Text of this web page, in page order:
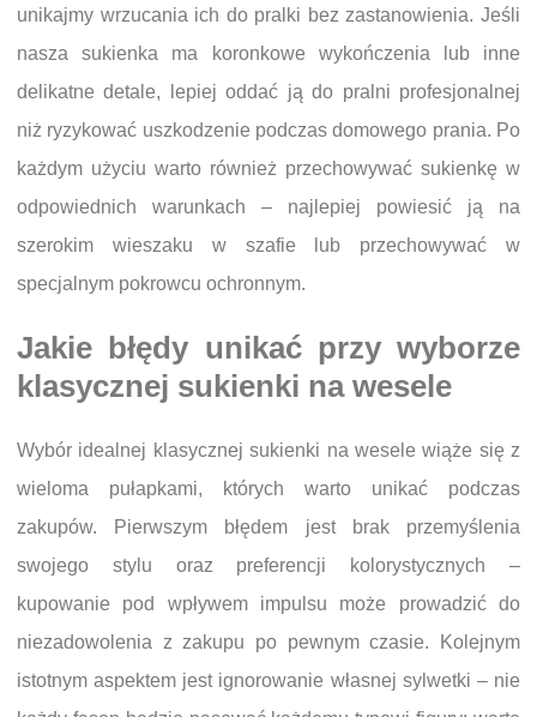
unikajmy wrzucania ich do pralki bez zastanowienia. Jeśli
nasza sukienka ma koronkowe wykończenia lub inne
delikatne detale, lepiej oddać ją do pralni profesjonalnej
niż ryzykować uszkodzenie podczas domowego prania. Po
każdym użyciu warto również przechowywać sukienkę w
odpowiednich warunkach – najlepiej powiesić ją na
szerokim wieszaku w szafie lub przechowywać w
specjalnym pokrowcu ochronnym.
Jakie błędy unikać przy wyborze
klasycznej sukienki na wesele
Wybór idealnej klasycznej sukienki na wesele wiąże się z
wieloma pułapkami, których warto unikać podczas
zakupów. Pierwszym błędem jest brak przemyślenia
swojego stylu oraz preferencji kolorystycznych –
kupowanie pod wpływem impulsu może prowadzić do
niezadowolenia z zakupu po pewnym czasie. Kolejnym
istotnym aspektem jest ignorowanie własnej sylwetki – nie